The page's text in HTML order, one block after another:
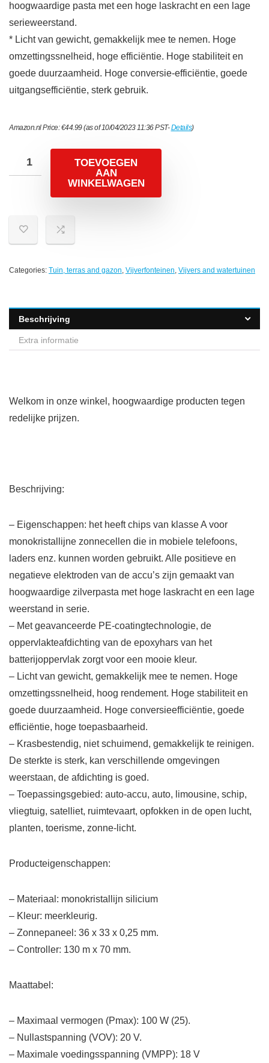
hoogwaardige pasta met een hoge laskracht en een lage
serieweerstand.
* Licht van gewicht, gemakkelijk mee te nemen. Hoge
omzettingssnelheid, hoge efficiëntie. Hoge stabiliteit en
goede duurzaamheid. Hoge conversie-efficiëntie, goede
uitgangsefficiëntie, sterk gebruik.
Amazon.nl Price:€44.99(as of 10/04/2023 11:36 PST-Details)
TOEVOEGEN
AAN
WINKELWAGEN
Categories: Tuin, terras and gazon, Vijverfonteinen, Vijvers and watertuinen
Beschrijving
Extra informatie
Welkom in onze winkel, hoogwaardige producten tegen
redelijke prijzen.
Beschrijving:
– Eigenschappen: het heeft chips van klasse A voor
monokristallijne zonnecellen die in mobiele telefoons,
laders enz. kunnen worden gebruikt. Alle positieve en
negatieve elektroden van de accu’s zijn gemaakt van
hoogwaardige zilverpasta met hoge laskracht en een lage
weerstand in serie.
– Met geavanceerde PE-coatingtechnologie, de
oppervlakteafdichting van de epoxyhars van het
batterijoppervlak zorgt voor een mooie kleur.
– Licht van gewicht, gemakkelijk mee te nemen. Hoge
omzettingssnelheid, hoog rendement. Hoge stabiliteit en
goede duurzaamheid. Hoge conversieefficiëntie, goede
efficiëntie, hoge toepasbaarheid.
– Krasbestendig, niet schuimend, gemakkelijk te reinigen.
De sterkte is sterk, kan verschillende omgevingen
weerstaan, de afdichting is goed.
– Toepassingsgebied: auto-accu, auto, limousine, schip,
vliegtuig, satelliet, ruimtevaart, opfokken in de open lucht,
planten, toerisme, zonne-licht.
Producteigenschappen:
– Materiaal: monokristallijn silicium
– Kleur: meerkleurig.
– Zonnepaneel: 36 x 33 x 0,25 mm.
– Controller: 130 m x 70 mm.
Maattabel:
– Maximaal vermogen (Pmax): 100 W (25).
– Nullastspanning (VOV): 20 V.
– Maximale voedingsspanning (VMPP): 18 V